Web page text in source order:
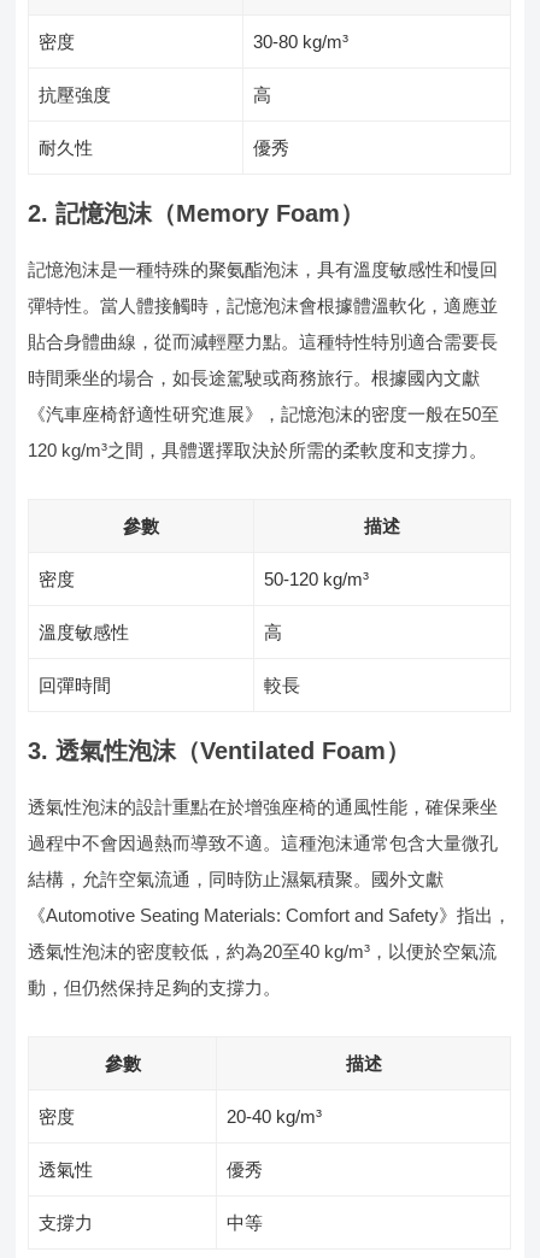
密度 30-80 kg/m³
抗壓強度 高
耐久性 優秀
2. 記憶泡沫（Memory Foam）
記憶泡沫是一種特殊的聚氨酯泡沫，具有溫度敏感性和慢回
彈特性。當人體接觸時，記憶泡沫會根據體溫軟化，適應並
貼合身體曲線，從而減輕壓力點。這種特性特別適合需要長
時間乘坐的場合，如長途駕駛或商務旅行。根據國內文獻
《汽車座椅舒適性研究進展》，記憶泡沫的密度一般在50至
120 kg/m³之間，具體選擇取決於所需的柔軟度和支撐力。
參數 描述
密度 50-120 kg/m³
溫度敏感性 高
回彈時間 較長
3. 透氣性泡沫（Ventilated Foam）
透氣性泡沫的設計重點在於增強座椅的通風性能，確保乘坐
過程中不會因過熱而導致不適。這種泡沫通常包含大量微孔
結構，允許空氣流通，同時防止濕氣積聚。國外文獻
《Automotive Seating Materials: Comfort and Safety》指出，
透氣性泡沫的密度較低，約為20至40 kg/m³，以便於空氣流
動，但仍然保持足夠的支撐力。
參數 描述
密度 20-40 kg/m³
透氣性 優秀
支撐力 中等